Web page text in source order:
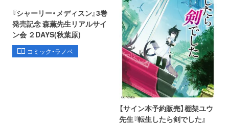
『シャーリー・メディスン』3巻
発売記念 森薫先生リアルサイ
ン会 ２DAYS(秋葉原)
コミック・ラノベ
【サイン本予約販売】棚架ユウ
先生『転生したら剣でした』